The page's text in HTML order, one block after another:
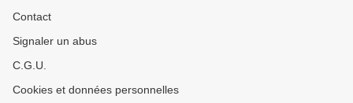
Contact
Signaler un abus
C.G.U.
Cookies et données personnelles